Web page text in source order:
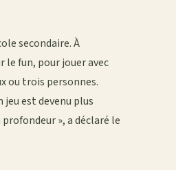
secondaire. À
le fun, pour jouer avec
ou trois personnes.
jeu est devenu plus
profondeur », a déclaré le